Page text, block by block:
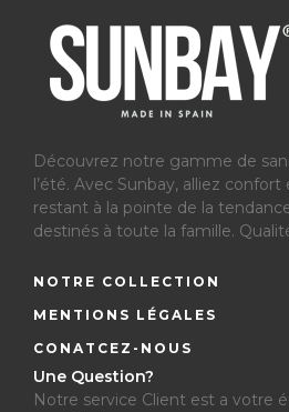
Découvrez notre gamme de
l’été. Avec Sunbay, alliez
restant à la pointe de la
destinés à toute la famille.
NOTRE COLLECTION
MENTIONS LÉGALES
CONATCEZ-NOUS
Une Question?
Notre service Client est a votre